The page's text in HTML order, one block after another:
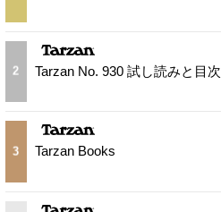
2 Tarzan No. 930 試し読みと目次
3 Tarzan Books